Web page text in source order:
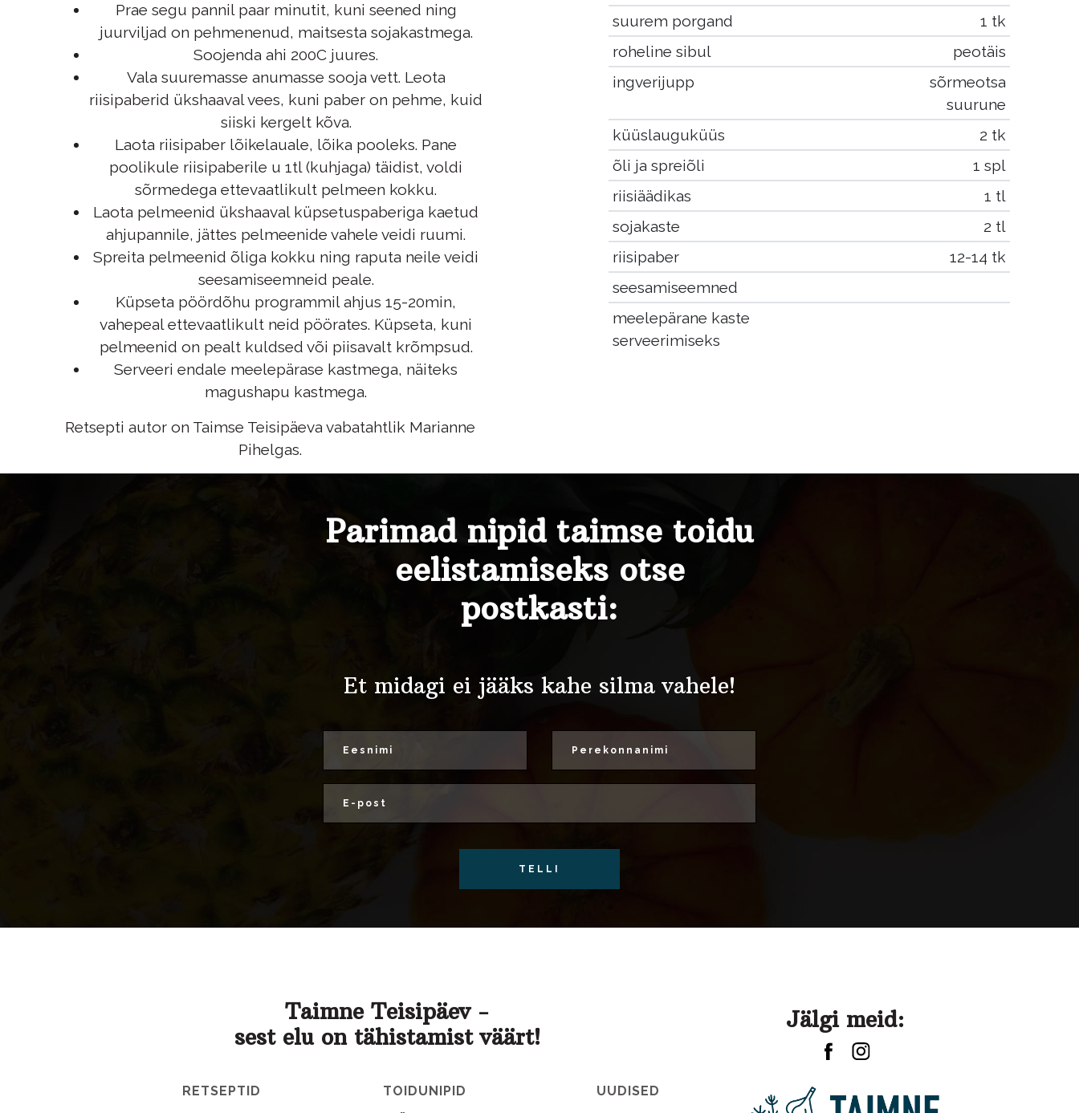
Prae segu pannil paar minutit, kuni seened ning
juurviljad on pehmenenud, maitsesta sojakastmega.
Soojenda ahi 200C juures.
Vala suuremasse anumasse sooja vett. Leota
riisipaberid ükshaaval vees, kuni paber on pehme, kuid
siiski kergelt kõva.
Laota riisipaber lõikelauale, lõika pooleks. Pane
poolikule riisipaberile u 1tl (kuhjaga) täidist, voldi
sõrmedega ettevaatlikult pelmeen kokku.
Laota pelmeenid ükshaaval küpsetuspaberiga kaetud
ahjupannile, jättes pelmeenide vahele veidi ruumi.
Spreita pelmeenid õliga kokku ning raputa neile veidi
seesamiseemneid peale.
Küpseta pöördõhu programmil ahjus 15-20min,
vahepeal ettevaatlikult neid pöörates. Küpseta, kuni
pelmeenid on pealt kuldsed või piisavalt krõmpsud.
Serveeri endale meelepärase kastmega, näiteks
magushapu kastmega.
Retsepti autor on Taimse Teisipäeva vabatahtlik Marianne
Pihelgas.
suurem porgand
1 tk
roheline sibul
peotäis
ingverijupp
sõrmeotsa
suurune
küüslauguküüs
2 tk
õli ja spreiõli
1 spl
riisiäädikas
1 tl
sojakaste
2 tl
riisipaber
12-14 tk
seesamiseemned
meelepärane kaste
serveerimiseks
Parimad nipid taimse toidu
eelistamiseks otse
postkasti:
Et midagi ei jääks kahe silma vahele!
TELLI
Taimne Teisipäev -
sest elu on tähistamist väärt!
Jälgi meid:
RETSEPTID TOIDUNIPID
UUDISED